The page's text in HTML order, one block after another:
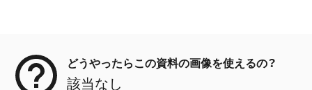
どうやったらこの資料の画像を使えるの？
該当なし